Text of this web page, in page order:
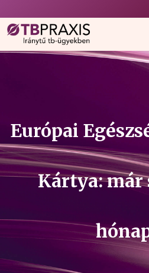
Európai
Kártya: már